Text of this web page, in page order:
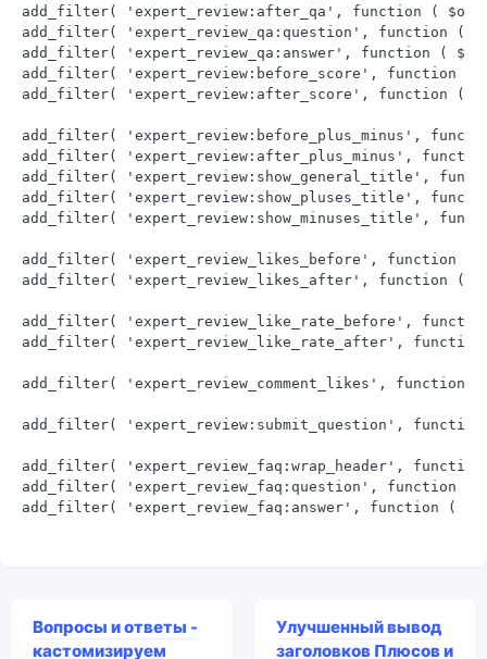
add_filter( 'expert_review:after_qa', function (
add_filter( 'expert_review_qa:question', function
add_filter( 'expert_review_qa:answer', function (
add_filter( 'expert_review:before_score', function
add_filter( 'expert_review:after_score', function (
add_filter( 'expert_review:before_plus_minus',
add_filter( 'expert_review:after_plus_minus',
add_filter( 'expert_review:show_general_title',
add_filter( 'expert_review:show_pluses_title',
add_filter( 'expert_review:show_minuses_title',
add_filter( 'expert_review_likes_before', function
add_filter( 'expert_review_likes_after', function (
add_filter( 'expert_review_like_rate_before',
add_filter( 'expert_review_like_rate_after',
add_filter( 'expert_review_comment_likes', function (
add_filter( 'expert_review:submit_question',
add_filter( 'expert_review_faq:wrap_header',
add_filter( 'expert_review_faq:question', function
add_filter( 'expert_review_faq:answer', function (
Вопросы и ответы -
кастомизируем
Улучшенный вывод
заголовков Плюсов и